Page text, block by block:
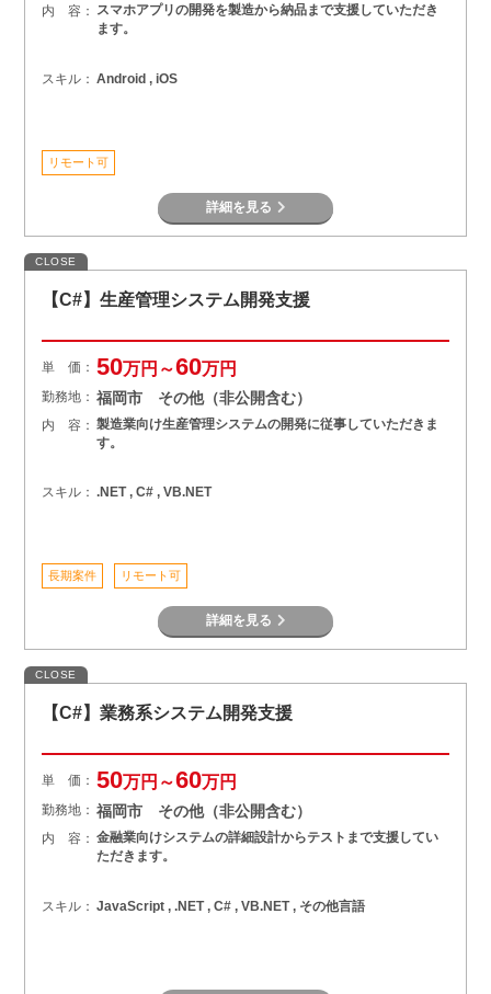
内 容： スマホアプリの開発を製造から納品まで支援していただき
ます。
スキル： Android , iOS
リモート可
詳細を見る
CLOSE
【C#】生産管理システム開発支援
単 価： 50万円～60万円
勤務地： 福岡市 その他（非公開含む）
内 容： 製造業向け生産管理システムの開発に従事していただきま
す。
スキル： .NET , C# , VB.NET
長期案件 リモート可
詳細を見る
CLOSE
【C#】業務系システム開発支援
単 価： 50万円～60万円
勤務地： 福岡市 その他（非公開含む）
内 容： 金融業向けシステムの詳細設計からテストまで支援してい
ただきます。
スキル： JavaScript , .NET , C# , VB.NET , その他言語